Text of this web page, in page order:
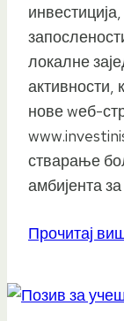
локалне
активности,
нове wеб-
стварање
амбијента
Прочитај